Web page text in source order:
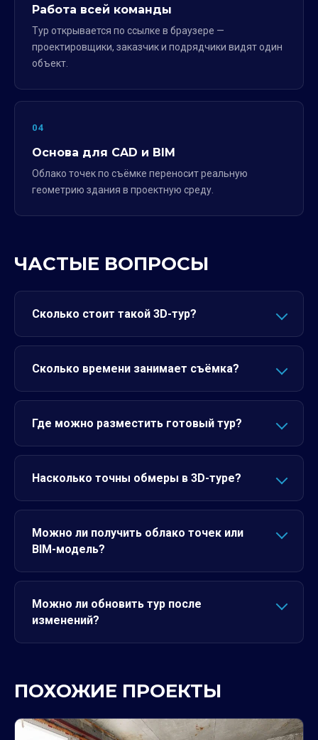
Работа всей команды
Тур открывается по ссылке в браузере —
проектировщики, заказчик и подрядчики видят один
объект.
04
Основа для CAD и BIM
Облако точек по съёмке переносит реальную
геометрию здания в проектную среду.
ЧАСТЫЕ ВОПРОСЫ
Сколько стоит такой 3D-тур?
Сколько времени занимает съёмка?
Где можно разместить готовый тур?
Насколько точны обмеры в 3D-туре?
Можно ли получить облако точек или
BIM-модель?
Можно ли обновить тур после
изменений?
ПОХОЖИЕ ПРОЕКТЫ